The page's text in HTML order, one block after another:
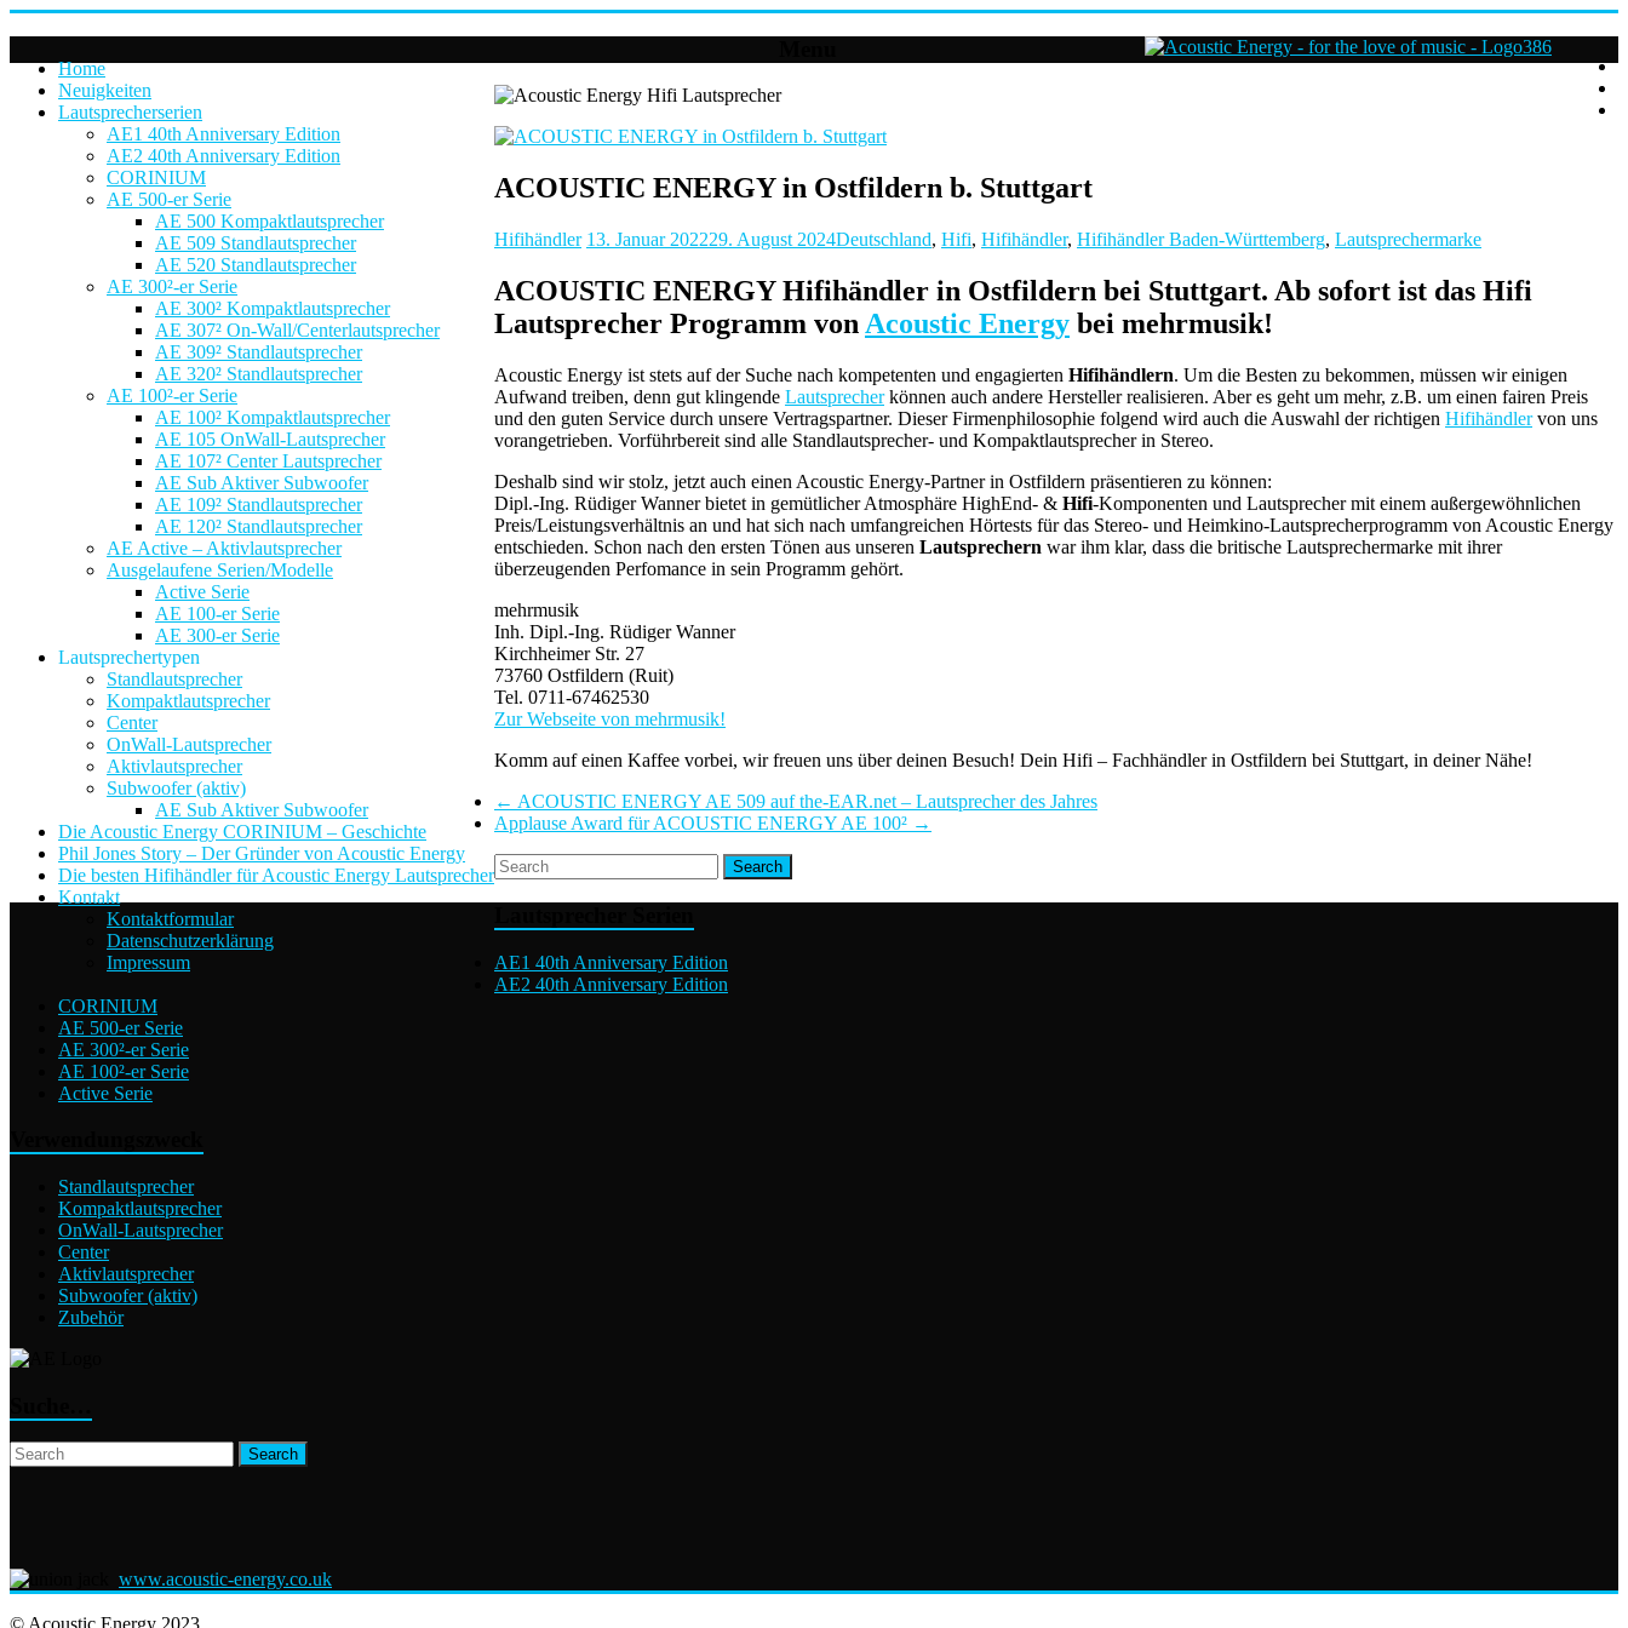
Home
Neuigkeiten
Lautsprecherserien
AE1 40th Anniversary Edition
AE2 40th Anniversary Edition
CORINIUM
AE 500-er Serie
AE 500 Kompaktlautsprecher
AE 509 Standlautsprecher
AE 520 Standlautsprecher
AE 300²-er Serie
AE 300² Kompaktlautsprecher
AE 307² On-Wall/Centerlautsprecher
AE 309² Standlautsprecher
AE 320² Standlautsprecher
AE 100²-er Serie
AE 100² Kompaktlautsprecher
AE 105 OnWall-Lautsprecher
AE 107² Center Lautsprecher
AE Sub Aktiver Subwoofer
AE 109² Standlautsprecher
AE 120² Standlautsprecher
AE Active – Aktivlautsprecher
Ausgelaufene Serien/Modelle
Active Serie
AE 100-er Serie
AE 300-er Serie
Lautsprechertypen
Standlautsprecher
Kompaktlautsprecher
Center
OnWall-Lautsprecher
Aktivlautsprecher
Subwoofer (aktiv)
AE Sub Aktiver Subwoofer
Die Acoustic Energy CORINIUM – Geschichte
Phil Jones Story – Der Gründer von Acoustic Energy
Die besten Hifihändler für Acoustic Energy Lautsprecher
Kontakt
Kontaktformular
Datenschutzerklärung
Impressum
the
of
Music
ACOUSTIC ENERGY in Ostfildern b. Stuttgart
Hifihändler 13. Januar 202229. August 2024Deutschland, Hifi, Hifihändler, Hifihändler Baden-Württemberg, Lautsprechermarke
ACOUSTIC ENERGY Hifihändler in Ostfildern bei Stuttgart. Ab sofort ist das Hifi
Lautsprecher Programm von Acoustic Energy bei mehrmusik!
Acoustic Energy ist stets auf der Suche nach kompetenten und engagierten Hifihändlern. Um die Besten zu bekommen, müssen wir einigen
Aufwand treiben, denn gut klingende Lautsprecherkönnen auch andere Hersteller realisieren. Aber es geht um mehr, z.B. um einen fairen Preis
und den guten Service durch unsere Vertragspartner. Dieser Firmenphilosophie folgend wird auch die Auswahl der richtigen Hifihändlervon uns
vorangetrieben. Vorführbereit sind alle Standlautsprecher- und Kompaktlautsprecher in Stereo.
Deshalb sind wir stolz, jetzt auch einen Acoustic Energy-Partner in Ostfildern präsentieren zu können:
Dipl.-Ing. Rüdiger Wanner bietet in gemütlicher Atmosphäre HighEnd- & Hifi-Komponenten und Lautsprecher mit einem außergewöhnlichen
Preis/Leistungsverhältnis an und hat sich nach umfangreichen Hörtests für das Stereo- und Heimkino-Lautsprecherprogramm von Acoustic Energy
entschieden. Schon nach den ersten Tönen aus unseren Lautsprechern war ihm klar, dass die britische Lautsprechermarke mit ihrer
überzeugenden Perfomance in sein Programm gehört.
mehrmusik
Inh. Dipl.-Ing. Rüdiger Wanner
Kirchheimer Str. 27
73760 Ostfildern (Ruit)
Tel. 0711-67462530
Zur Webseite von mehrmusik!
Komm auf einen Kaffee vorbei, wir freuen uns über deinen Besuch! Dein Hifi – Fachhändler in Ostfildern bei Stuttgart, in deiner Nähe!
← ACOUSTIC ENERGY AE 509 auf the-EAR.net – Lautsprecher des Jahres
Applause Award für ACOUSTIC ENERGY AE 100² →
AE1 40th Anniversary Edition
AE2 40th Anniversary Edition
CORINIUM
AE 500-er Serie
AE 300²-er Serie
AE 100²-er Serie
Active Serie
Standlautsprecher
Kompaktlautsprecher
OnWall-Lautsprecher
Center
Aktivlautsprecher
Subwoofer (aktiv)
Zubehör
www.acoustic-energy.co.uk